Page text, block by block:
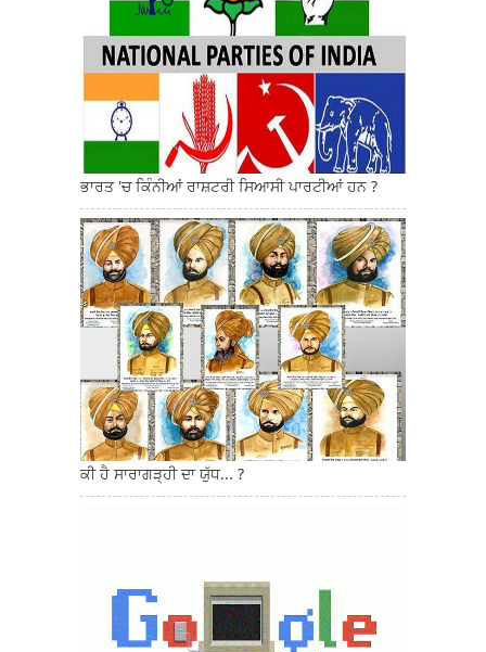
ਭਾਰਤ 'ਚ ਕਿੰਨੀਆਂ ਰਾਸ਼ਟਰੀ ਸਿਆਸੀ ਪਾਰਟੀਆਂ ਹਨ ?
ਕੀ ਹੈ ਸਾਰਾਗੜ੍ਹੀ ਦਾ ਯੁੱਧ... ?